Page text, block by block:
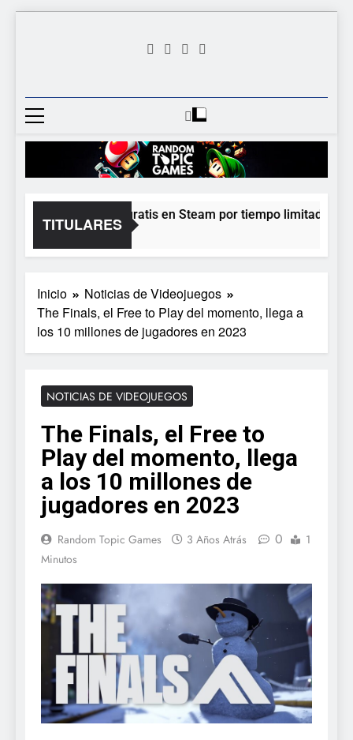
Random
Games
Videojuego Favorito
TITULARES
Moonlighter está gratis en Steam por tiempo limitado y
19 Horas Atrás
Inicio
Noticias de Videojuegos
The Finals, el Free to Play del momento, llega a
los 10 millones de jugadores en 2023
NOTICIAS DE VIDEOJUEGOS
The Finals, el Free to
Play del momento, llega
a los 10 millones de
jugadores en 2023
Random Topic Games 3 Años Atrás 0
1
Minutos